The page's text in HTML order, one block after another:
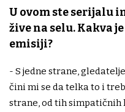
U ovom ste serijalu
žive na selu. Kakva
emisiji?
- S jedne strane,
čini mi se da telka to i
strane, od tih